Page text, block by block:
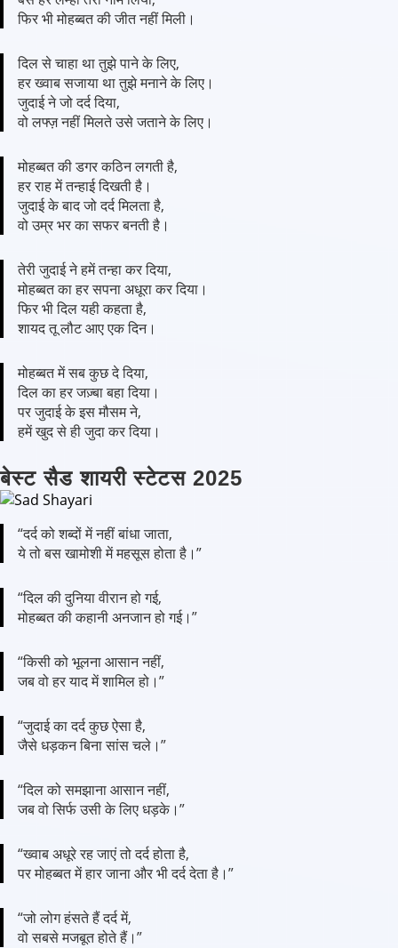
फिर भी मोहब्बत की जीत नहीं मिली।
दिल से चाहा था तुझे पाने के लिए,
हर ख्वाब सजाया था तुझे मनाने के लिए।
जुदाई ने जो दर्द दिया,
वो लफ्ज़ नहीं मिलते उसे जताने के लिए।
मोहब्बत की डगर कठिन लगती है,
हर राह में तन्हाई दिखती है।
जुदाई के बाद जो दर्द मिलता है,
वो उम्र भर का सफर बनती है।
तेरी जुदाई ने हमें तन्हा कर दिया,
मोहब्बत का हर सपना अधूरा कर दिया।
फिर भी दिल यही कहता है,
शायद तू लौट आए एक दिन।
मोहब्बत में सब कुछ दे दिया,
दिल का हर जज़्बा बहा दिया।
पर जुदाई के इस मौसम ने,
हमें खुद से ही जुदा कर दिया।
बेस्ट सैड शायरी स्टेटस 2025
“दर्द को शब्दों में नहीं बांधा जाता,
ये तो बस खामोशी में महसूस होता है।”
“दिल की दुनिया वीरान हो गई,
मोहब्बत की कहानी अनजान हो गई।”
“किसी को भूलना आसान नहीं,
जब वो हर याद में शामिल हो।”
“जुदाई का दर्द कुछ ऐसा है,
जैसे धड़कन बिना सांस चले।”
“दिल को समझाना आसान नहीं,
जब वो सिर्फ उसी के लिए धड़के।”
“ख्वाब अधूरे रह जाएं तो दर्द होता है,
पर मोहब्बत में हार जाना और भी दर्द देता है।”
“जो लोग हंसते हैं दर्द में,
वो सबसे मजबूत होते हैं।”